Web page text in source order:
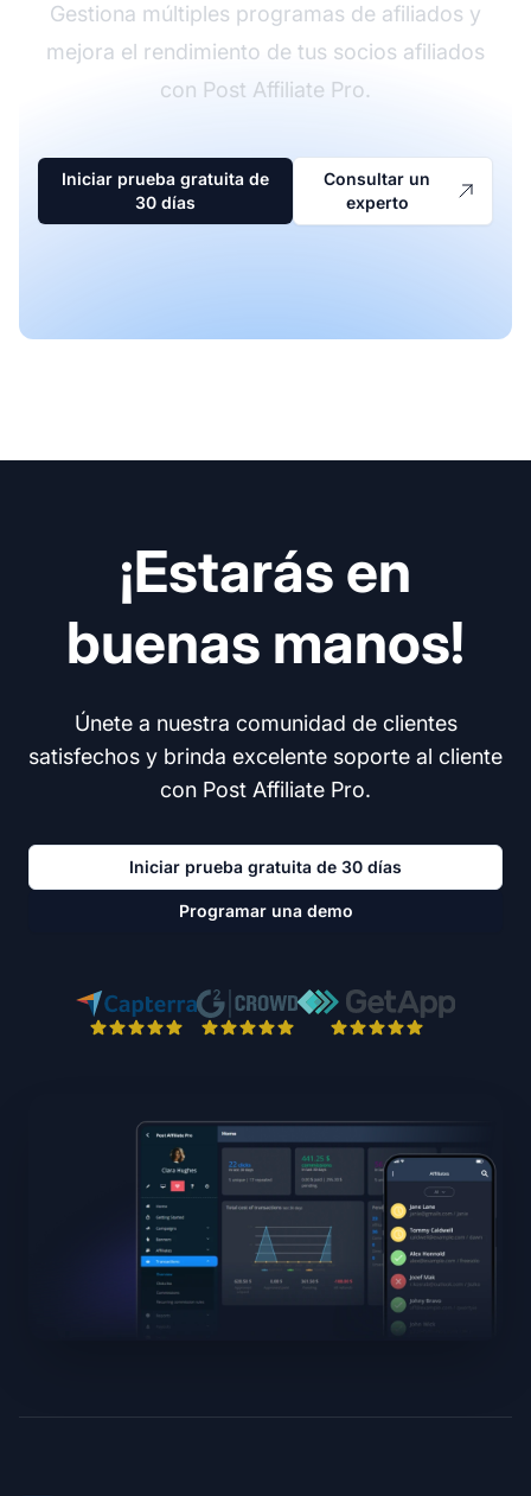
Gestiona múltiples programas de afiliados y
mejora el rendimiento de tus socios afiliados
con Post Affiliate Pro.
Iniciar prueba gratuita de
30 días
Consultar un
experto
¡Estarás en
buenas manos!
Únete a nuestra comunidad de clientes
satisfechos y brinda excelente soporte al cliente
con Post Affiliate Pro.
Iniciar prueba gratuita de 30 días
Programar una demo